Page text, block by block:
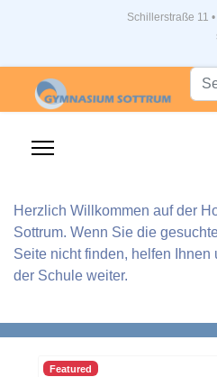
Schillerstraße 11
Herzlich Willkommen auf der
Sottrum. Wenn Sie die
Seite nicht finden, helfen Ihnen
der Schule weiter.
Featured